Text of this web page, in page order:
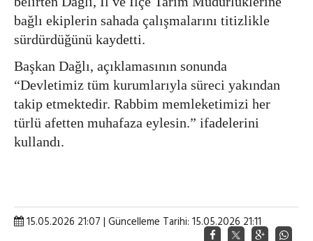
bağlı ekiplerin sahada çalışmalarını titizlikle
sürdürdüğünü kaydetti.
Başkan Dağlı, açıklamasının sonunda
“Devletimiz tüm kurumlarıyla süreci yakından
takip etmektedir. Rabbim memleketimizi her
türlü afetten muhafaza eylesin.” ifadelerini
kullandı.
15.05.2026 21:07 | Güncelleme Tarihi: 15.05.2026 21:11